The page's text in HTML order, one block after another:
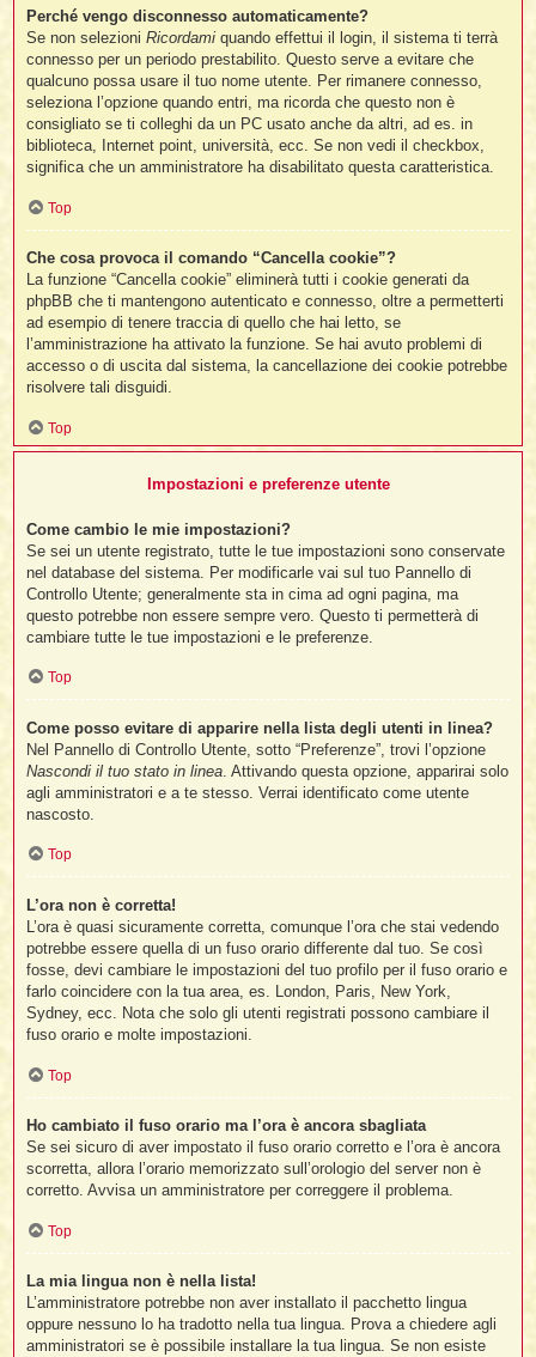
i
Perché vengo disconnesso automaticamente?
Se non selezioniRicordami quando effettui il login, il sistema ti terrà
connesso per un periodo prestabilito. Questo serve a evitare che
qualcuno possa usare il tuo nome utente. Per rimanere connesso,
seleziona l’opzione quando entri, ma ricorda che questo non è
consigliato se ti colleghi da un PC usato anche da altri, ad es. in
biblioteca, Internet point, università, ecc. Se non vedi il checkbox,
significa che un amministratore ha disabilitato questa caratteristica.
Top
Che cosa provoca il comando “Cancella cookie”?
La funzione “Cancella cookie” eliminerà tutti i cookie generati da
phpBB che ti mantengono autenticato e connesso, oltre a permetterti
ad esempio di tenere traccia di quello che hai letto, se
l’amministrazione ha attivato la funzione. Se hai avuto problemi di
accesso o di uscita dal sistema, la cancellazione dei cookie potrebbe
risolvere tali disguidi.
Top
Impostazioni e preferenze utente
Come cambio le mie impostazioni?
Se sei un utente registrato, tutte le tue impostazioni sono conservate
nel database del sistema. Per modificarle vai sul tuo Pannello di
Controllo Utente; generalmente sta in cima ad ogni pagina, ma
questo potrebbe non essere sempre vero. Questo ti permetterà di
cambiare tutte le tue impostazioni e le preferenze.
Top
Come posso evitare di apparire nella lista degli utenti in linea?
Nel Pannello di Controllo Utente, sotto “Preferenze”, trovi l’opzione
Nascondi il tuo stato in linea . Attivando questa opzione, apparirai solo
agli amministratori e a te stesso. Verrai identificato come utente
nascosto.
Top
L’ora non è corretta!
L’ora è quasi sicuramente corretta, comunque l’ora che stai vedendo
potrebbe essere quella di un fuso orario differente dal tuo. Se così
fosse, devi cambiare le impostazioni del tuo profilo per il fuso orario e
farlo coincidere con la tua area, es. London, Paris, New York,
Sydney, ecc. Nota che solo gli utenti registrati possono cambiare il
fuso orario e molte impostazioni.
Top
Ho cambiato il fuso orario ma l’ora è ancora sbagliata
Se sei sicuro di aver impostato il fuso orario corretto e l’ora è ancora
scorretta, allora l’orario memorizzato sull’orologio del server non è
corretto. Avvisa un amministratore per correggere il problema.
Top
La mia lingua non è nella lista!
L’amministratore potrebbe non aver installato il pacchetto lingua
oppure nessuno lo ha tradotto nella tua lingua. Prova a chiedere agli
amministratori se è possibile installare la tua lingua. Se non esiste